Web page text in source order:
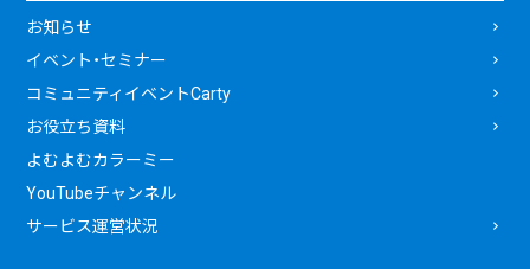
お知らせ
イベント・セミナー
コミュニティイベントCarty
お役立ち資料
よむよむカラーミー
YouTubeチャンネル
サービス運営状況